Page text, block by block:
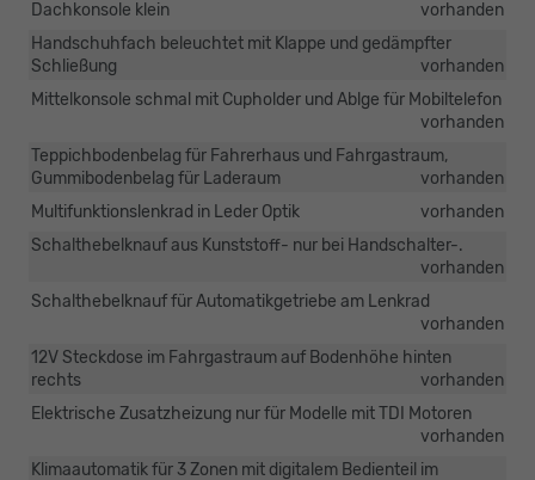
Dachkonsole klein
vorhanden
Handschuhfach beleuchtet mit Klappe und gedämpfter
Schließung
vorhanden
Mittelkonsole schmal mit Cupholder und Ablge für Mobiltelefon
vorhanden
Teppichbodenbelag für Fahrerhaus und Fahrgastraum,
Gummibodenbelag für Laderaum
vorhanden
Multifunktionslenkrad in Leder Optik
vorhanden
Schalthebelknauf aus Kunststoff- nur bei Handschalter-.
vorhanden
Schalthebelknauf für Automatikgetriebe am Lenkrad
vorhanden
12V Steckdose im Fahrgastraum auf Bodenhöhe hinten
rechts
vorhanden
Elektrische Zusatzheizung nur für Modelle mit TDI Motoren
vorhanden
Klimaautomatik für 3 Zonen mit digitalem Bedienteil im